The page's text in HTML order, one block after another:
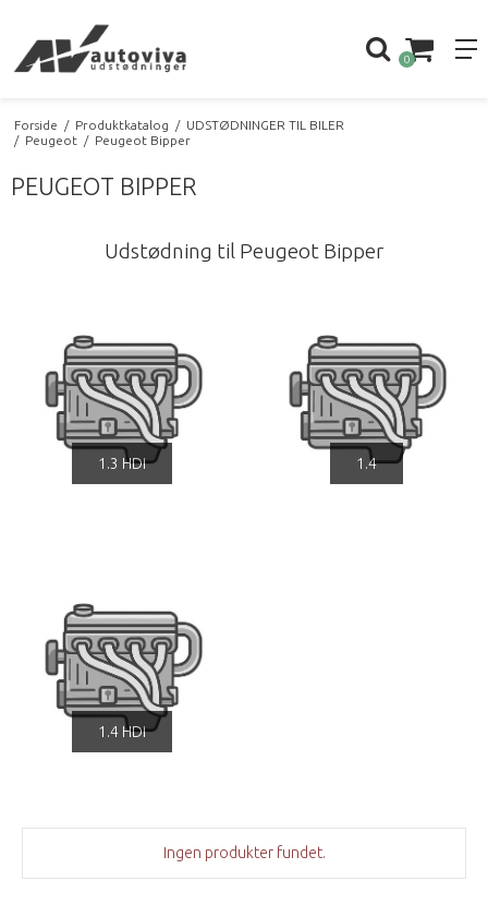
0
Forside / Produktkatalog / UDSTØDNINGER TIL BILER
/ Peugeot / Peugeot Bipper
PEUGEOT BIPPER
Udstødning til Peugeot Bipper
1.3 HDi 1.4
1.4 HDi
Ingen produkter fundet.